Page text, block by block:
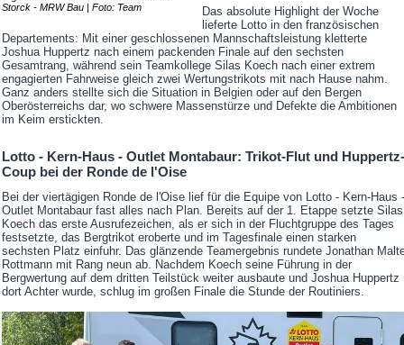
Storck - MRW Bau | Foto: Team
Das absolute Highlight der Woche
lieferte Lotto in den französischen
Departements: Mit einer geschlossenen Mannschaftsleistung kletterte
Joshua Huppertz nach einem packenden Finale auf den sechsten
Gesamtrang, während sein Teamkollege Silas Koech nach einer extrem
engagierten Fahrweise gleich zwei Wertungstrikots mit nach Hause nahm.
Ganz anders stellte sich die Situation in Belgien oder auf den Bergen
Oberösterreichs dar, wo schwere Massenstürze und Defekte die Ambitionen
im Keim erstickten.
Lotto - Kern-Haus - Outlet Montabaur: Trikot-Flut und Huppertz-
Coup bei der Ronde de l'Oise
Bei der viertägigen Ronde de l'Oise lief für die Equipe von Lotto - Kern-Haus -
Outlet Montabaur fast alles nach Plan. Bereits auf der 1. Etappe setzte Silas
Koech das erste Ausrufezeichen, als er sich in der Fluchtgruppe des Tages
festsetzte, das Bergtrikot eroberte und im Tagesfinale einen starken
sechsten Platz einfuhr. Das glänzende Teamergebnis rundete Jonathan
Rottmann mit Rang neun ab. Nachdem Koech seine Führung in der
Bergwertung auf dem dritten Teilstück weiter ausbaute und Joshua Huppertz
dort Achter wurde, schlug im großen Finale die Stunde der Routiniers.